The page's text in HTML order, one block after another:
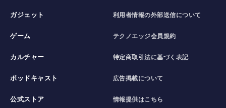
ガジェット
ゲーム
カルチャー
ポッドキャスト
公式ストア
利用者情報の外部送信について
テクノエッジ会員規約
特定商取引法に基づく表記
広告掲載について
情報提供はこちら